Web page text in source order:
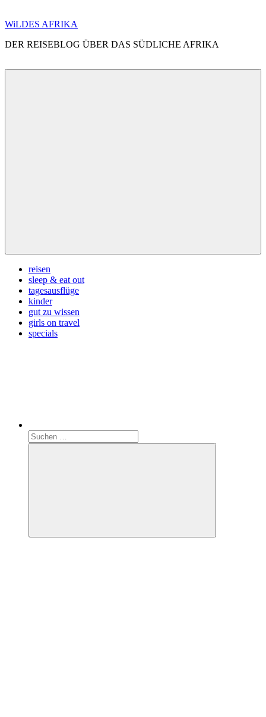
Zum
springen
WiLDES AFRIKA
DER REISEBLOG ÜBER DAS SÜDLICHE AFRIKA
reisen
sleep & eat out
tagesausflüge
kinder
gut zu wissen
girls on travel
specials
Suchen
nach:
Suchen